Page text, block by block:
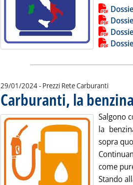
Lista allegati PDF alla
29/01/2024- Prezzi Rete Carburanti
Carburanti, la
Salgono
la
sopra
come
Stando